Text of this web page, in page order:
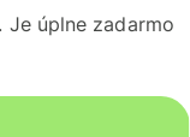
Je úplne zadarmo